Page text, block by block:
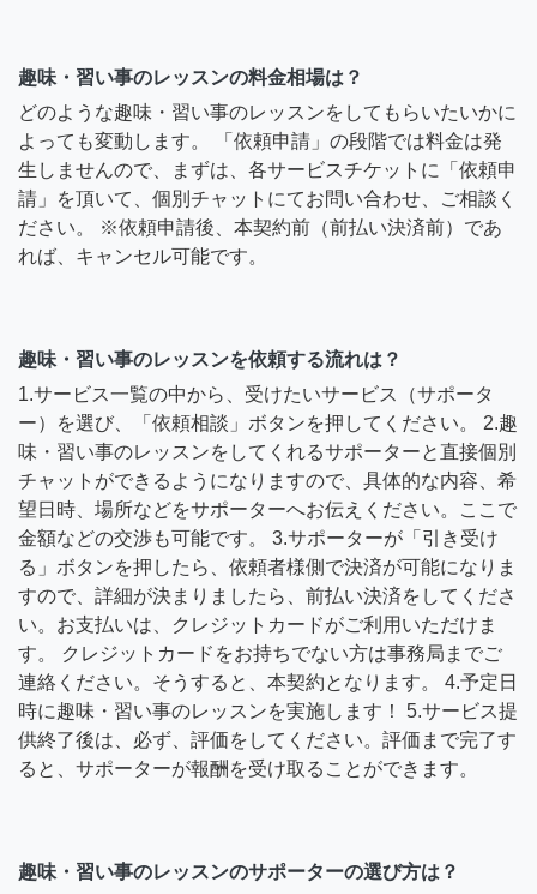
趣味・習い事のレッスンの料金相場は？
どのような趣味・習い事のレッスンをしてもらいたいかに
よっても変動します。 「依頼申請」の段階では料金は発
生しませんので、まずは、各サービスチケットに「依頼申
請」を頂いて、個別チャットにてお問い合わせ、ご相談く
ださい。 ※依頼申請後、本契約前（前払い決済前）であ
れば、キャンセル可能です。
趣味・習い事のレッスンを依頼する流れは？
1.サービス一覧の中から、受けたいサービス（サポータ
ー）を選び、「依頼相談」ボタンを押してください。 2.趣
味・習い事のレッスンをしてくれるサポーターと直接個別
チャットができるようになりますので、具体的な内容、希
望日時、場所などをサポーターへお伝えください。ここで
金額などの交渉も可能です。 3.サポーターが「引き受け
る」ボタンを押したら、依頼者様側で決済が可能になりま
すので、詳細が決まりましたら、前払い決済をしてくださ
い。お支払いは、クレジットカードがご利用いただけま
す。 クレジットカードをお持ちでない方は事務局までご
連絡ください。そうすると、本契約となります。 4.予定日
時に趣味・習い事のレッスンを実施します！ 5.サービス提
供終了後は、必ず、評価をしてください。評価まで完了す
ると、サポーターが報酬を受け取ることができます。
趣味・習い事のレッスンのサポーターの選び方は？